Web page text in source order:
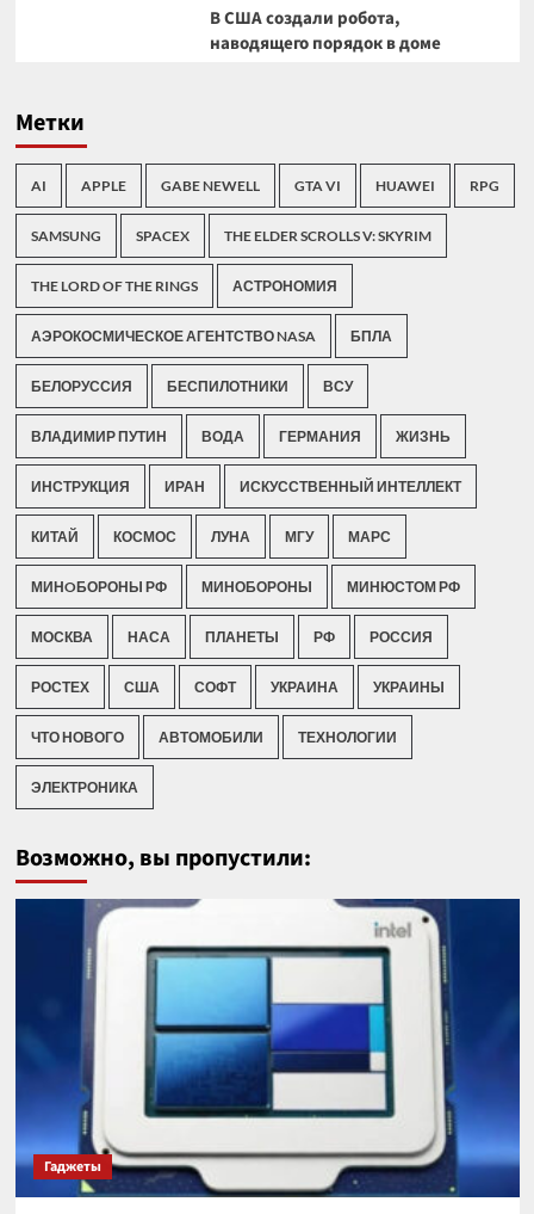
В США создали робота,
наводящего порядок в доме
Метки
AI APPLE GABE NEWELL GTA VI HUAWEI RPG
SAMSUNG SPACEX THE ELDER SCROLLS V: SKYRIM
THE LORD OF THE RINGS АСТРОНОМИЯ
АЭРОКОСМИЧЕСКОЕ АГЕНТСТВО NASA БПЛА
БЕЛОРУССИЯ БЕСПИЛОТНИКИ ВСУ
ВЛАДИМИР ПУТИН ВОДА ГЕРМАНИЯ ЖИЗНЬ
ИНСТРУКЦИЯ ИРАН ИСКУССТВЕННЫЙ ИНТЕЛЛЕКТ
КИТАЙ КОСМОС ЛУНА МГУ МАРС
МИНOБОРОНЫ РФ МИНОБОРОНЫ МИНЮСТОМ РФ
МОСКВА НАСА ПЛАНЕТЫ РФ РОССИЯ
РОСТЕХ США СОФТ УКРАИНА УКРАИНЫ
ЧТО НОВОГО АВТОМОБИЛИ ТЕХНОЛОГИИ
ЭЛЕКТРОНИКА
Возможно, вы пропустили:
Гаджеты